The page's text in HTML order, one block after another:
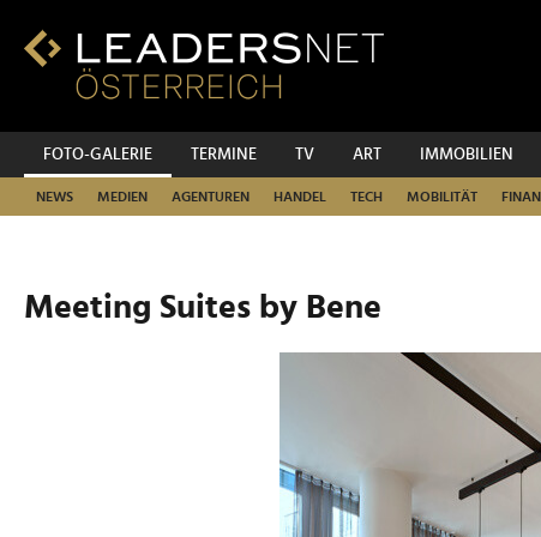
Inhalt
Fußzeilen-
Hauptnavigation
FOTO-GALERIE TERMINE TV ART IMMOBILIEN
NEWS MEDIEN AGENTUREN HANDEL TECH MOBILITÄT
Meeting Suites by Bene